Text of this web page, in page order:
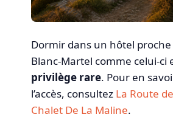
Dormir dans un hôtel
Blanc-Martel comme celui-ci
privilège rare. Pour en
l’accès, consultez La Route
Chalet De La Maline.